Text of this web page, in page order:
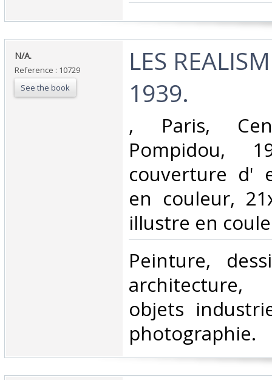
‎N/A.‎
Reference : 10729
See the book
‎LES
1939.‎
‎, Paris,
Pompidou,
couverture d'
en couleur,
illustre en
‎Peinture,
objets
photographie.‎